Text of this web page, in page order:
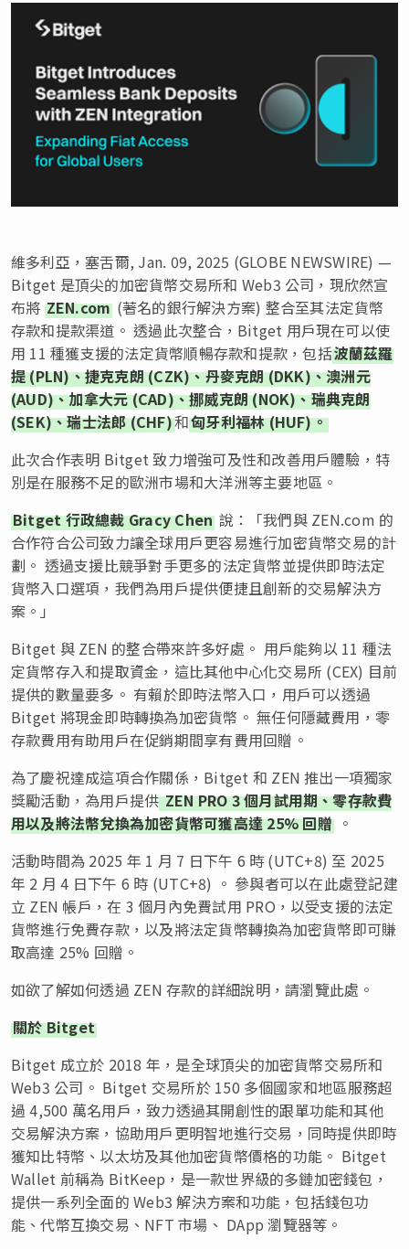
維多利亞，塞舌爾, Jan. 09, 2025 (GLOBE NEWSWIRE) —
Bitget 是頂尖的加密貨幣交易所和 Web3 公司，現欣然宣
布將 ZEN.com (著名的銀行解決方案) 整合至其法定貨幣
存款和提款渠道。 透過此次整合，Bitget 用戶現在可以使
用 11 種獲支援的法定貨幣順暢存款和提款，包括波蘭茲羅
提 (PLN)、捷克克朗 (CZK)、丹麥克朗 (DKK)、澳洲元
(AUD)、加拿大元 (CAD)、挪威克朗 (NOK)、瑞典克朗
(SEK)、瑞士法郎 (CHF)和匈牙利福林 (HUF)。
此次合作表明 Bitget 致力增強可及性和改善用戶體驗，特
別是在服務不足的歐洲市場和大洋洲等主要地區。
Bitget 行政總裁 Gracy Chen 說：「我們與 ZEN.com 的
合作符合公司致力讓全球用戶更容易進行加密貨幣交易的計
劃。 透過支援比競爭對手更多的法定貨幣並提供即時法定
貨幣入口選項，我們為用戶提供便捷且創新的交易解決方
案。」
Bitget 與 ZEN 的整合帶來許多好處。 用戶能夠以 11 種法
定貨幣存入和提取資金，這比其他中心化交易所 (CEX) 目前
提供的數量要多。 有賴於即時法幣入口，用戶可以透過
Bitget 將現金即時轉換為加密貨幣。 無任何隱藏費用，零
存款費用有助用戶在促銷期間享有費用回贈。
為了慶祝達成這項合作關係，Bitget 和 ZEN 推出一項獨家
獎勵活動，為用戶提供ZEN PRO 3 個月試用期、零存款費
用以及將法幣兌換為加密貨幣可獲高達 25% 回贈。
活動時間為 2025 年 1 月 7 日下午 6 時 (UTC+8) 至 2025
年 2 月 4 日下午 6 時 (UTC+8) 。 參與者可以在此處登記建
立 ZEN 帳戶，在 3 個月內免費試用 PRO，以受支援的法定
貨幣進行免費存款，以及將法定貨幣轉換為加密貨幣即可賺
取高達 25% 回贈。
如欲了解如何透過 ZEN 存款的詳細說明，請瀏覽此處。
關於 Bitget
Bitget 成立於 2018 年，是全球頂尖的加密貨幣交易所和
Web3 公司。 Bitget 交易所於 150 多個國家和地區服務超
過 4,500 萬名用戶，致力透過其開創性的跟單功能和其他
交易解決方案，協助用戶更明智地進行交易，同時提供即時
獲知比特幣、以太坊及其他加密貨幣價格的功能。 Bitget
Wallet 前稱為 BitKeep，是一款世界級的多鏈加密錢包，
提供一系列全面的 Web3 解決方案和功能，包括錢包功
能、代幣互換交易、NFT 市場、 DApp 瀏覽器等。